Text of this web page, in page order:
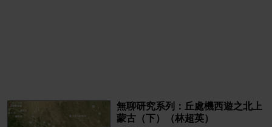
無聊研究系列：丘處機西遊之北上
蒙古（下）（林超英）